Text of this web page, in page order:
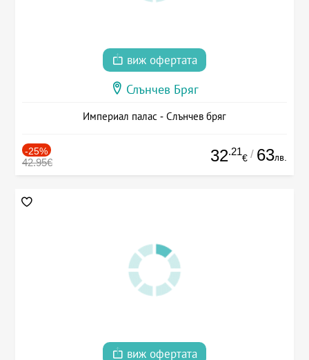
виж офертата
Слънчев Бряг
Империал палас - Слънчев бряг
-25%
42.95€ 32.21
€ / 63лв.
виж офертата